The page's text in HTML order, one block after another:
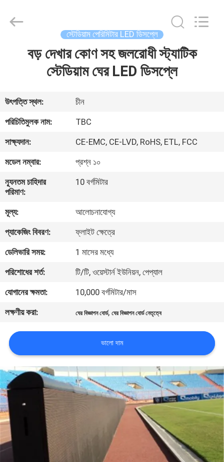
VR
প্রদর্শন
আমাদের
সম্পর্কে
কারখানা
ভ্রমণ
মান
নিয়ন্ত্রণ
খবর
সাইটম্যাপ
গোপনীয়তা
নীতি
Limited.
স্টেডিয়াম পেরিমিটার LED ডিসপ্লে
বড় দেখার কোণ সহ জলরোধী স্ট্যাটিক
স্টেডিয়াম ঘের LED ডিসপ্লে
উৎপত্তি স্থল:
চীন
পরিচিতিমুলক নাম:
TBC
সাক্ষ্যদান:
CE-EMC, CE-LVD, RoHS, ETL, FCC
মডেল নম্বার:
প্রশ্ন ১০
ন্যূনতম চাহিদার
পরিমাণ:
10 বর্গমিটার
মূল্য:
আলোচনাযোগ্য
প্যাকেজিং বিবরণ:
ফ্লাইট ক্ষেত্রে
ডেলিভারি সময়:
1 মাসের মধ্যে
পরিশোধের শর্ত:
টি/টি, ওয়েস্টার্ন ইউনিয়ন, পেপ্যাল
যোগানের ক্ষমতা:
10,000 বর্গমিটার/মাস
লক্ষণীয় করা:
ঘের বিজ্ঞাপন বোর্ড,ঘের বিজ্ঞাপন বোর্ড নেতৃত্বে
ভালো দাম